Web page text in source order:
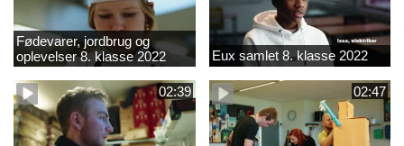
Fødevarer, jordbrug og
oplevelser 8. klasse 2022
Eux samlet 8. klasse 2022
02:39 02:47